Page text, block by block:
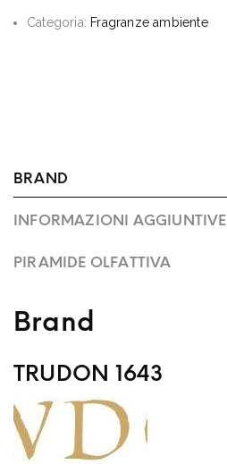
Categoria: Fragranze ambiente
BRAND
INFORMAZIONI AGGIUNTIVE
PIRAMIDE OLFATTIVA
Brand
TRUDON 1643